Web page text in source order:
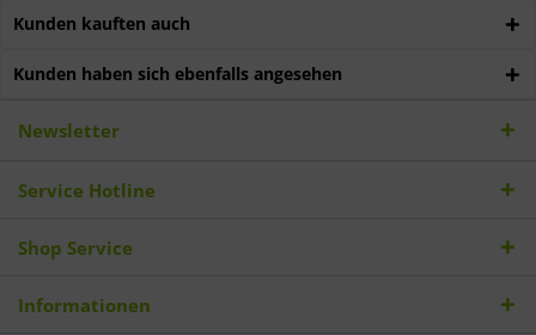
Kunden kauften auch
Kunden haben sich ebenfalls angesehen
Newsletter
Service Hotline
Shop Service
Informationen